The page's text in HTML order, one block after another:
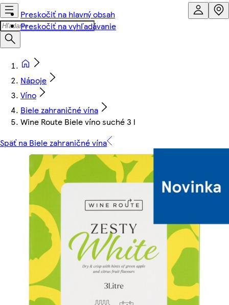
Preskočiť na hlavný obsah
Preskočiť na vyhľadávanie
Nápoje
Víno
Biele zahraničné vína
Wine Route Biele víno suché 3 l
Späť na Biele zahraničné vína